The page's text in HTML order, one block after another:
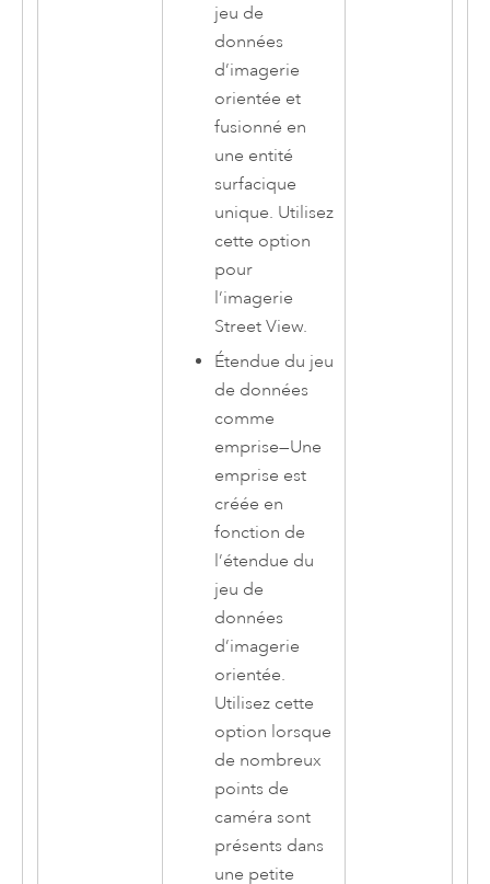
jeu de
données
d’imagerie
orientée et
fusionné en
une entité
surfacique
unique. Utilisez
cette option
pour
l’imagerie
Street View.
Étendue du jeu
de données
comme
emprise—Une
emprise est
créée en
fonction de
l’étendue du
jeu de
données
d’imagerie
orientée.
Utilisez cette
option lorsque
de nombreux
points de
caméra sont
présents dans
une petite